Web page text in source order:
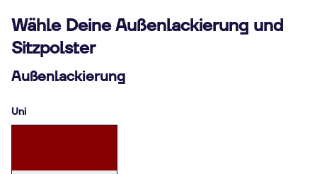
Wähle Deine Außenlackierung und
Sitzpolster
Außenlackierung
Uni